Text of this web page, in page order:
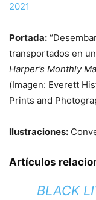
2021
Portada:
transportados en
Harper’s Monthly
(Imagen: Everett
Prints and
Ilustraciones:
Artículos
BLACK